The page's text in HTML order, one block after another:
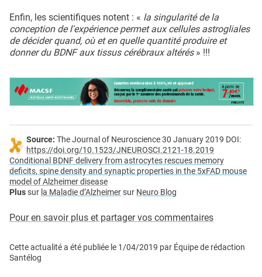
Enfin, les scientifiques notent : « la singularité de la
conception de l'expérience permet aux cellules astrogliales
de décider quand, où et en quelle quantité produire et
donner du BDNF aux tissus cérébraux altérés » !!!
Source: The Journal of Neuroscience 30 January 2019 DOI:
https://doi.org/10.1523/JNEUROSCI.2121-18.2019
Conditional BDNF delivery from astrocytes rescues memory
deficits, spine density and synaptic properties in the 5xFAD mouse
model of Alzheimer disease
Plussur la Maladie d’Alzheimersur Neuro Blog
Pour en savoir plus et partager vos commentaires
Cette actualité a été publiée le 1/04/2019 par Équipe de rédaction
Santélog